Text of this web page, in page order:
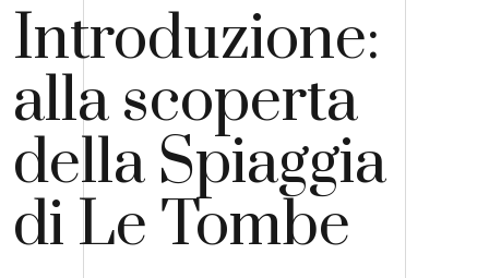
Introduzione:
alla scoperta
della Spiaggia
di Le Tombe